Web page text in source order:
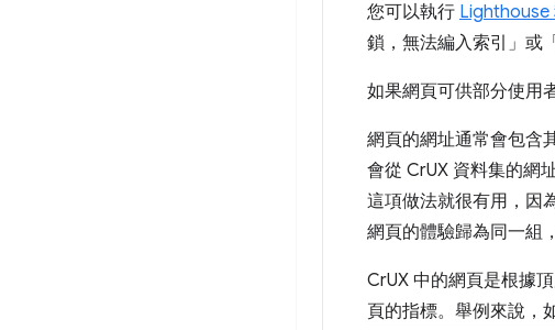
您可以執行 Lighthouse
鎖，無法編入索引」 或
如果網頁可供部分使用
網頁的網址通常會包含
會從 CrUX 資料集的網
這項做法就很有用，因
網頁的體驗歸為同一組
CrUX 中的網頁是根據
頁的指標。舉例來說，